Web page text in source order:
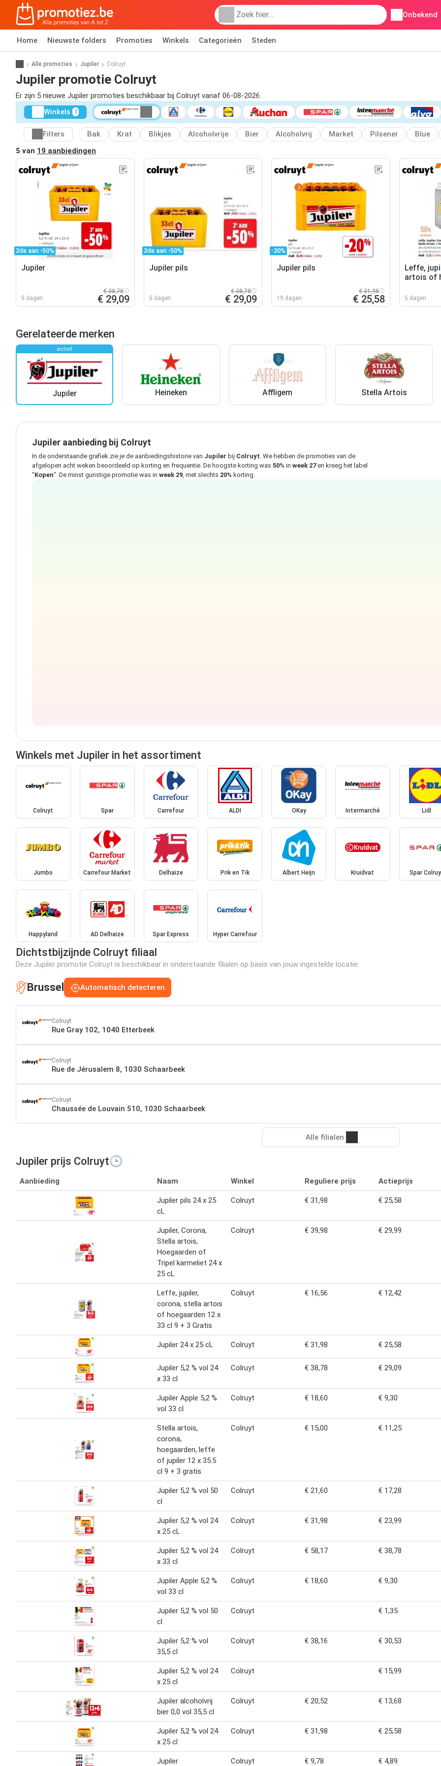
Onbekend
Home Nieuwste folders Promoties Winkels Categorieën Steden
Alle promoties Jupiler Colruyt
Jupiler promotie Colruyt
Er zijn 5 nieuwe Jupiler promoties beschikbaar bij Colruyt vanaf 06-08-2026.
Winkels 1
Filters Bak Krat Blikjes Alcoholvrije Bier Alcoholvrij Market Pilsener Blue
5 van 19 aanbiedingen
2de aan -50%
Jupiler
5 dagen
€ 38,78
€ 29,09
2de aan -50%
Jupiler pils
5 dagen
€ 38,78
€ 29,09
-20%
Jupiler pils
19 dagen
€ 31,98
€ 25,58
Leffe,
artois of
5 dagen
Gerelateerde merken
actief
Jupiler Heineken Affligem Stella Artois
Jupiler aanbieding bij Colruyt
In de onderstaande grafiek zie je de aanbiedingshistorie van Jupiler bij Colruyt . We hebben de promoties van de
afgelopen acht weken beoordeeld op korting en frequentie. De hoogste korting was 50% in week 27en kreeg het label
"Kopen". De minst gunstige promotie was in week 29 , met slechts 20% korting.
Winkels met Jupiler in het assortiment
Colruyt Spar Carrefour ALDI OKay Intermarché Lidl
Jumbo Carrefour Market Delhaize Prik en Tik Albert Heijn Kruidvat Spar
Happyland AD Delhaize Spar Express Hyper Carrefour
Dichtstbijzijnde Colruyt filiaal
Deze Jupiler promotie Colruyt is beschikbaar in onderstaande filialen op basis van jouw ingestelde locatie:
Brussel Automatisch detecteren
Colruyt
Rue Gray 102, 1040 Etterbeek
Colruyt
Rue de Jérusalem 8, 1030 Schaarbeek
Colruyt
Chaussée de Louvain 510, 1030 Schaarbeek
Alle filialen
Jupiler prijs Colruyt🕒
Aanbieding Naam Winkel Reguliere prijs Actieprijs
Jupiler pils 24 x 25
cL
Colruyt € 31,98 € 25,58
Jupiler, Corona,
Stella artois,
Hoegaarden of
Tripel karmeliet 24 x
25 cL
Colruyt € 39,98 € 29,99
Leffe, jupiler,
corona, stella artois
of hoegaarden 12 x
33 cl 9 + 3 Gratis
Colruyt € 16,56 € 12,42
Jupiler 24 x 25 cL Colruyt € 31,98 € 25,58
Jupiler 5,2 % vol 24
x 33 cl
Colruyt € 38,78 € 29,09
Jupiler Apple 5,2 %
vol 33 cl
Colruyt € 18,60 € 9,30
Stella artois,
corona,
hoegaarden, leffe
of jupiler 12 x 35.5
cl 9 + 3 gratis
Colruyt € 15,00 € 11,25
Jupiler 5,2 % vol 50
cl
Colruyt € 21,60 € 17,28
Jupiler 5,2 % vol 24
x 25 cL
Colruyt € 31,98 € 23,99
Jupiler 5,2 % vol 24
x 33 cl
Colruyt € 58,17 € 38,78
Jupiler Apple 5,2 %
vol 33 cl
Colruyt € 18,60 € 9,30
Jupiler 5,2 % vol 50
cl
Colruyt € 1,35
Jupiler 5,2 % vol
35,5 cl
Colruyt € 38,16 € 30,53
Jupiler 5,2 % vol 24
x 25 cl
Colruyt € 15,99
Jupiler alcoholvrij
bier 0,0 vol 35,5 cl
Colruyt € 20,52 € 13,68
Jupiler 5,2 % vol 24
x 25 cl
Colruyt € 31,98 € 25,58
Jupiler Colruyt € 9,78 € 4,89